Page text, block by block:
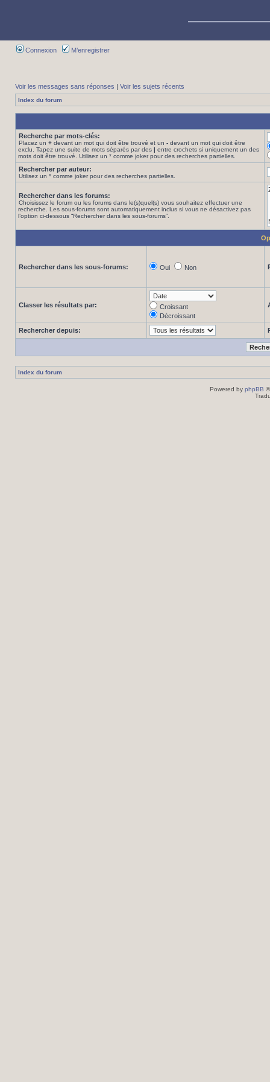
Connexion M’enregistrer
Voir les messages sans réponses | Voir les sujets récents
Index du forum
Recherche par mots-clés:
Placez un + devant un mot qui doit être trouvé et un - devant un mot qui doit être
exclu. Tapez une suite de mots séparés par des | entre crochets si uniquement un des
mots doit être trouvé. Utilisez un * comme joker pour des recherches partielles.
Rechercher par auteur:
Utilisez un * comme joker pour des recherches partielles.
Rechercher dans les forums:
Choisissez le forum ou les forums dans le(s)quel(s) vous souhaitez effectuer une
recherche. Les sous-forums sont automatiquement inclus si vous ne désactivez pas
l’option ci-dessous “Rechercher dans les sous-forums”.
Rechercher dans les sous-forums: Oui Non
Classer les résultats par:
Croissant
Décroissant
Rechercher depuis:
Index du forum
Powered by phpBB